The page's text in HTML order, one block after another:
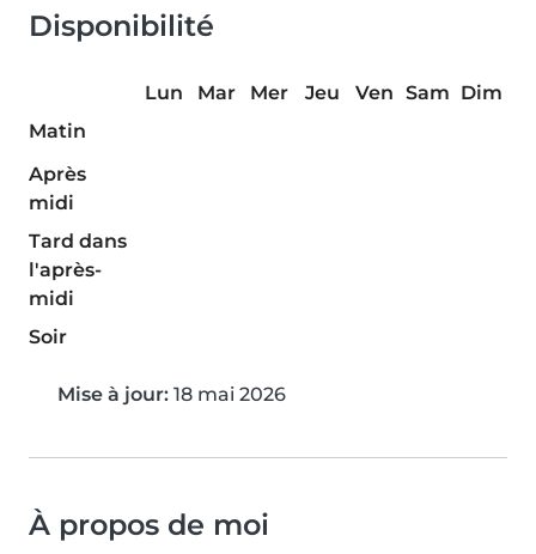
Disponibilité
Lun Mar Mer Jeu Ven Sam Dim
Matin
Après
midi
Tard dans
l'après-
midi
Soir
Mise à jour: 18 mai 2026
À propos de moi